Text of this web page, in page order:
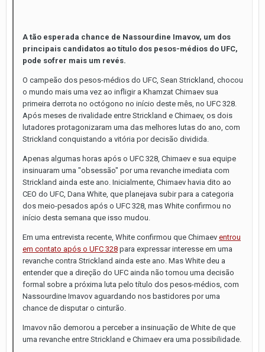
A tão esperada chance de Nassourdine Imavov, um dos
principais candidatos ao título dos pesos-médios do UFC,
pode sofrer mais um revés.
O campeão dos pesos-médios do UFC, Sean Strickland, chocou
o mundo mais uma vez ao infligir a Khamzat Chimaev sua
primeira derrota no octógono no início deste mês, no UFC 328.
Após meses de rivalidade entre Strickland e Chimaev, os dois
lutadores protagonizaram uma das melhores lutas do ano, com
Strickland conquistando a vitória por decisão dividida.
Apenas algumas horas após o UFC 328, Chimaev e sua equipe
insinuaram uma "obsessão" por uma revanche imediata com
Strickland ainda este ano. Inicialmente, Chimaev havia dito ao
CEO do UFC, Dana White, que planejava subir para a categoria
dos meio-pesados após o UFC 328, mas White confirmou no
início desta semana que isso mudou.
Em uma entrevista recente, White confirmou que Chimaev entrou
em contato após o UFC 328 para expressar interesse em uma
revanche contra Strickland ainda este ano. Mas White deu a
entender que a direção do UFC ainda não tomou uma decisão
formal sobre a próxima luta pelo título dos pesos-médios, com
Nassourdine Imavov aguardando nos bastidores por uma
chance de disputar o cinturão.
Imavov não demorou a perceber a insinuação de White de que
uma revanche entre Strickland e Chimaev era uma possibilidade.